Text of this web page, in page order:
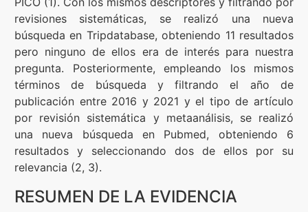
revisiones sistemáticas, se realizó una nueva
búsqueda en Tripdatabase, obteniendo 11 resultados
pero ninguno de ellos era de interés para nuestra
pregunta. Posteriormente, empleando los mismos
términos de búsqueda y filtrando el año de
publicación entre 2016 y 2021 y el tipo de artículo
por revisión sistemática y metaanálisis, se realizó
una nueva búsqueda en Pubmed, obteniendo 6
resultados y seleccionando dos de ellos por su
relevancia (2, 3).
RESUMEN DE LA EVIDENCIA